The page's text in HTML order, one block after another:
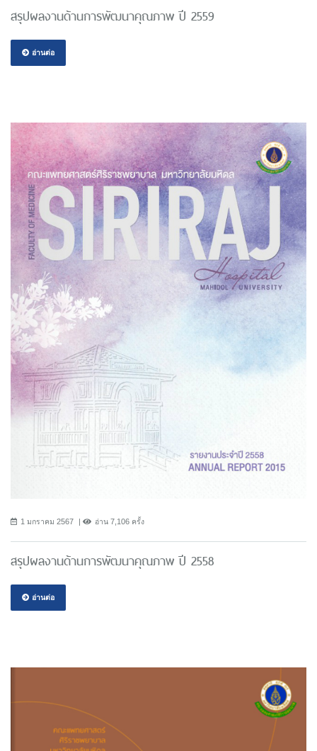
สรุปผลงานด้านการพัฒนาคุณภาพ ปี 2559
อ่านต่อ
1 มกราคม 2567 อ่าน 7,106 ครั้ง
สรุปผลงานด้านการพัฒนาคุณภาพ ปี 2558
อ่านต่อ